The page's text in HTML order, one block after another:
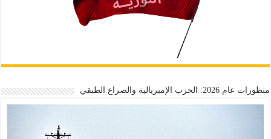
منظورات عام 2026: الحرب الإمبريالية والصراع الطبقي